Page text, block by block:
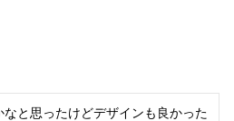
と思ったけどデザインも良かった